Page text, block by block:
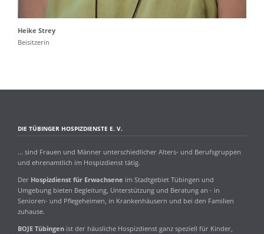
Heike Strey
Beisitzerin
DIE TÜBINGER HOSPIZDIENSTE E. V.
... sind Frauen und Männer unterschiedlicher Alters- und Berufsgruppen
und ehrenamtlich im Hospizdienst tätig.
Der Hospizdienst für Erwachsene im Stadtgebiet Tübingen und
Umgebung bieten Begleitung, Unterstützung und Beratung an - in
Senioren- und Pflegeheimen, in Krankenhäusern und bei den Familien
zuhause.
BOJE Tübingenist der häusliche Hospizdienst ganz speziell für Kinder,